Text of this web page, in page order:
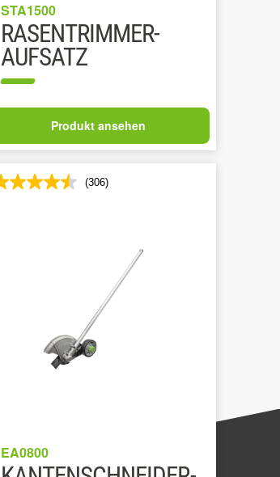
STA1500
RASENTRIMMER-
AUFSATZ
Produkt ansehen
(306)
EA0800